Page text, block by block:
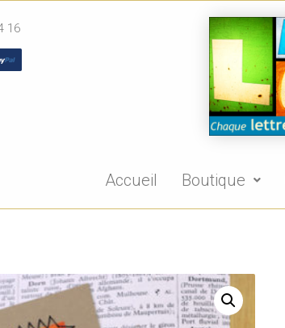
16
Accueil Boutique